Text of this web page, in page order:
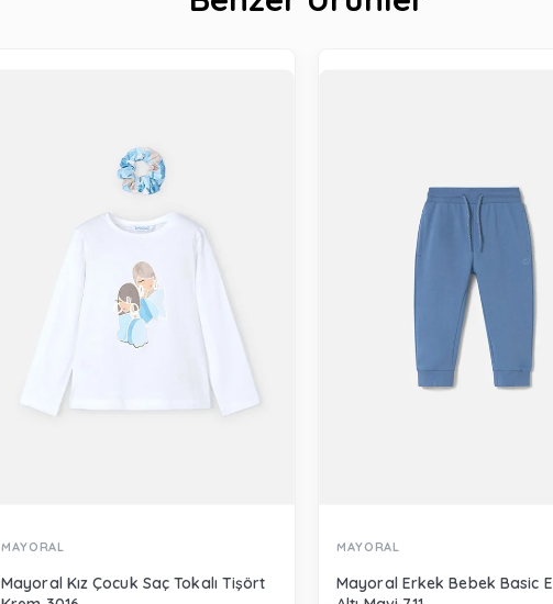
MAYORAL
Mayoral Kız Çocuk Saç Tokalı Tişört
MAYORAL
Mayoral Erkek Bebek Basic